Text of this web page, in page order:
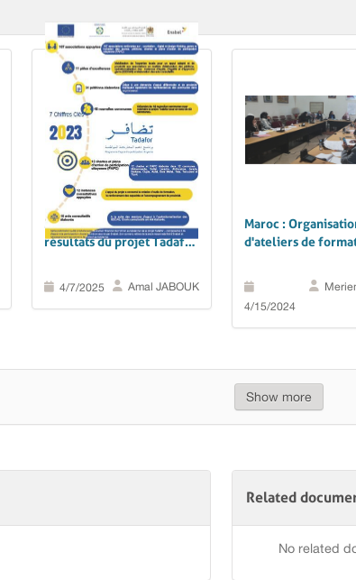
Maroc : Découvrez les
résultats du projet Tadafor
Amal JABOUK
4/7/2025
Maroc :
d'ateliers de
digitalisation de la
participation
4/15/2024
Show more
Related
No related